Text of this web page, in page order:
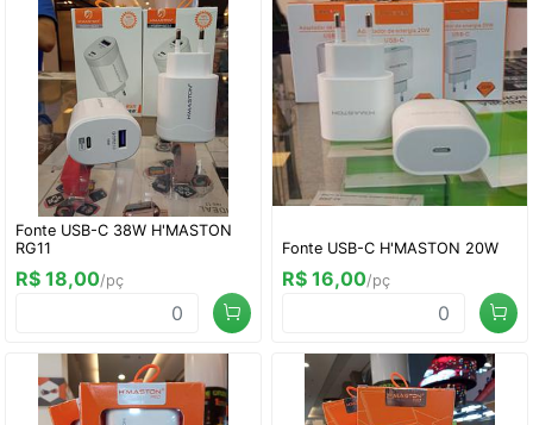
Fonte USB-C 38W H'MASTON
RG11
R$ 18,00/pç
Fonte USB-C H'MASTON 20W
R$ 16,00/pç